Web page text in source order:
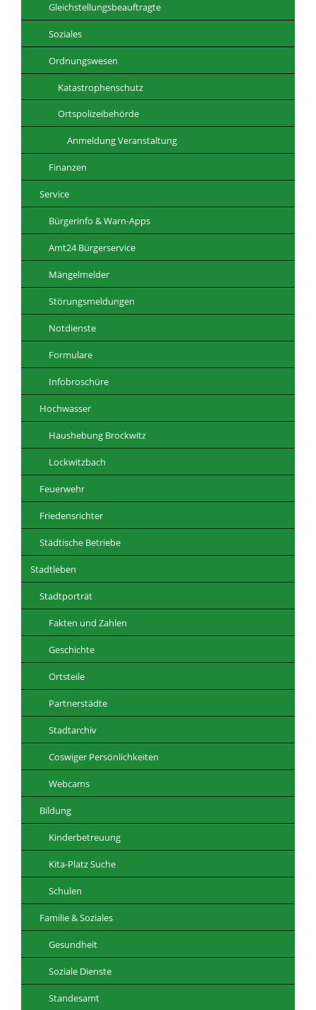
Gleichstellungsbeauftragte
Soziales
Ordnungswesen
Katastrophenschutz
Ortspolizeibehörde
Anmeldung Veranstaltung
Finanzen
Service
Bürgerinfo & Warn-Apps
Amt24 Bürgerservice
Mängelmelder
Störungsmeldungen
Notdienste
Formulare
Infobroschüre
Hochwasser
Haushebung Brockwitz
Lockwitzbach
Feuerwehr
Friedensrichter
Städtische Betriebe
Stadtleben
Stadtporträt
Fakten und Zahlen
Geschichte
Ortsteile
Partnerstädte
Stadtarchiv
Coswiger Persönlichkeiten
Webcams
Bildung
Kinderbetreuung
Kita-Platz Suche
Schulen
Familie & Soziales
Gesundheit
Soziale Dienste
Standesamt